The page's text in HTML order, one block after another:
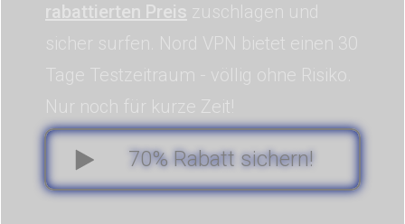
rabattierten Preis zuschlagen und
sicher surfen. Nord VPN bietet einen 30
Tage Testzeitraum - völlig ohne Risiko.
Nur noch für kurze Zeit!
70% Rabatt sichern!